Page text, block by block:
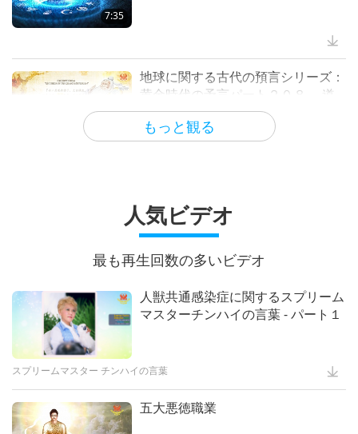
34:24
注目すべきニュース
もっと観る
7:35
地球に関する古代の預言シリーズ：
黄金時代の予言パート２０８― 道
(タオ)の大聖人マスター老子(ビーガ
ン)の再来についての予言
めに生きたマスターを探す｣第一回
25:21
スプリームマスターチンハイ(ビー
ガン)の歌 曲詩とパフォーマンスシ
Witnessing that Master Was
人気ビデオ
最も再生回数の多いビデオ
人獣共通感染症に関するスプリーム
マスターチンハイの言葉 - パート１
スプリームマスター チンハイの言葉
五大悪徳職業